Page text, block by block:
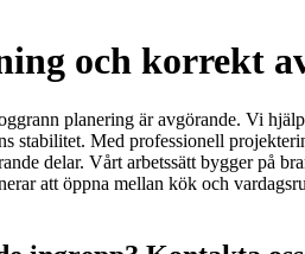
och korrekt
planering är avgörande. Vi
Med professionell
delar. Vårt arbetssätt bygger på
att öppna mellan kök och